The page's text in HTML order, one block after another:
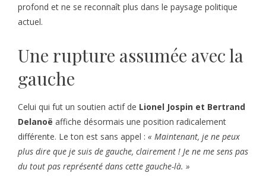
profond et ne se reconnaît plus dans le paysage politique
actuel.
Une rupture assumée avec la
gauche
Celui qui fut un soutien actif de Lionel Jospin et Bertrand
Delanoë affiche désormais une position radicalement
différente. Le ton est sans appel : « Maintenant, je ne peux
plus dire que je suis de gauche, clairement ! Je ne me sens pas
du tout pas représenté dans cette gauche-là. »